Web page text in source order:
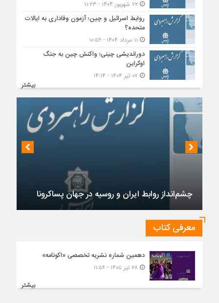
۲۲ شهریور ۱۴۰۴ - ۱۱:۲۳
روابط اسرائیل و چین؛ آزمون وفاداری به ایالات
متحده؟
دوراندیشی چینی؛ واکنش چین به جنگ
اوکراین
بیشتر
چشم‌انداز روابط ایران و روسیه در جهان پساکرونا
معرفی کتاب
دهمین شماره نشریه تخصصی «اکونامه»
بیشتر